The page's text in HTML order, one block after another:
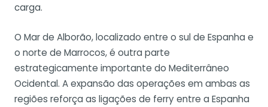
carga.
O Mar de Alborão, localizado entre o sul de Espanha e
o norte de Marrocos, é outra parte
estrategicamente importante do Mediterrâneo
Ocidental. A expansão das operações em ambas as
regiões reforça as ligações de ferry entre a Espanha